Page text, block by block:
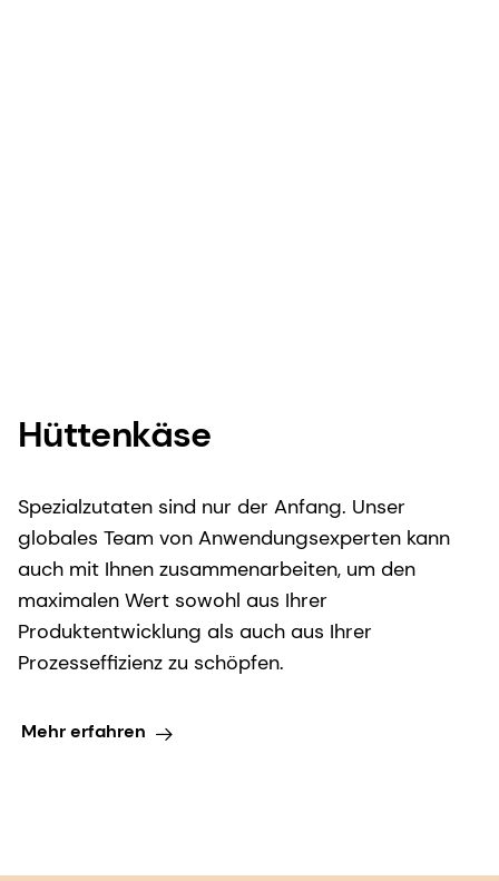
Hüttenkäse
Spezialzutaten sind nur der Anfang. Unser
globales Team von Anwendungsexperten kann
auch mit Ihnen zusammenarbeiten, um den
maximalen Wert sowohl aus Ihrer
Produktentwicklung als auch aus Ihrer
Prozesseffizienz zu schöpfen.
Mehr erfahren